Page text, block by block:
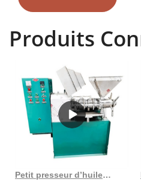
d'extrusion, un embryon dans un
avec l'axe de la vis, en raison du
progressivement, donc lorsque le
Produits
Petit presseur d’huile de germe de maïs machine à huile commerciale froide et chaude